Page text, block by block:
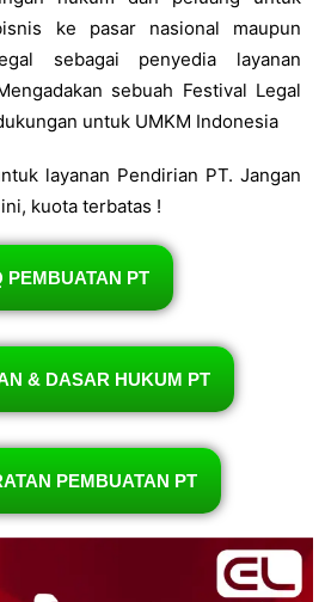
ke pasar nasional maupun
sebagai penyedia layanan
sebuah Festival Legal
untuk UMKM Indonesia
layanan Pendirian PT. Jangan
kuota terbatas !
PEMBUATAN PT
& DASAR HUKUM PT
PEMBUATAN PT